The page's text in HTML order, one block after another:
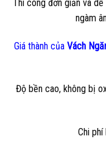
Thi công đơn giản và
ngàm
Giá thành của Vách
Độ bền cao, không bị
Chi